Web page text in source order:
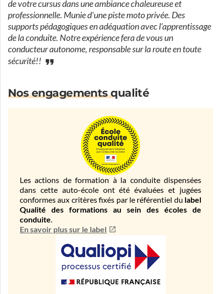
de votre cursus dans une ambiance chaleureuse et
professionnelle. Munie d'une piste moto privée. Des
supports pédagogiques en adéquation avec l'apprentissage
de la conduite. Notre expérience fera de vous un
conducteur autonome, responsable sur la route en toute
sécurité!!
Nos engagements qualité
Les actions de formation à la conduite dispensées
dans cette auto-école ont été évaluées et jugées
conformes aux critères fixés par le référentiel du label
Qualité des formations au sein des écoles de
conduite.
En savoir plus sur le label